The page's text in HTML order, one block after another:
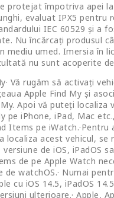
protejat împotriva apei la
evaluat IPX5 pentru
IEC 60529 și a
Nu încărcați produsul
mediu umed. Imersia în
nu sunt acoperite
Vă rugăm să activați
Apple Find My și
Apoi vă puteți localiza
pe iPhone, iPad, Mac
Items pe iWatch.·Pentru
localiza acest vehicul, se
de iOS, iPadOS
de pe Apple Watch
de watchOS.· Numai
cu iOS 14.5, iPadOS
ulterioare.· Apple,